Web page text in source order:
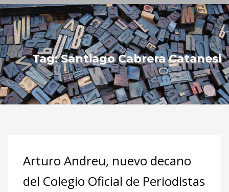
Tag: Santiago Cabrera Catanesi
Arturo Andreu, nuevo decano
del Colegio Oficial de Periodistas